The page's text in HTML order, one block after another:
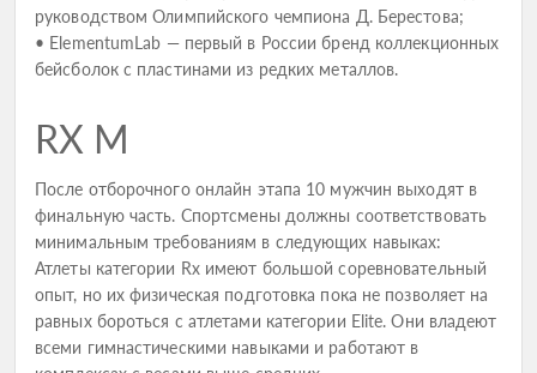
руководством Олимпийского чемпиона Д. Берестова;
• ElementumLab — первый в России бренд коллекционных
бейсболок с пластинами из редких металлов.
RX M
После отборочного онлайн этапа 10 мужчин выходят в
финальную часть. Спортсмены должны соответствовать
минимальным требованиям в следующих навыках:
Атлеты категории Rx имеют большой соревновательный
опыт, но их физическая подготовка пока не позволяет на
равных бороться с атлетами категории Elite. Они владеют
всеми гимнастическими навыками и работают в